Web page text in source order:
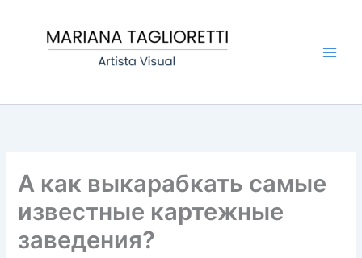
contenido
А как выкарабкать самые
известные картежные
заведения?